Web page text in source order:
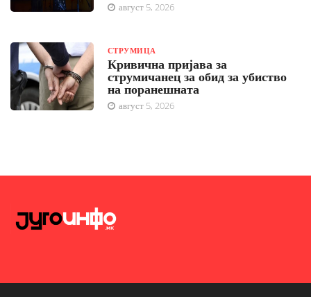
август 5, 2026
СТРУМИЦА
Кривична пријава за
струмичанец за обид за убиство
на поранешната
август 5, 2026